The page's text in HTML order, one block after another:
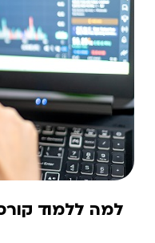
למה ללמוד קורס